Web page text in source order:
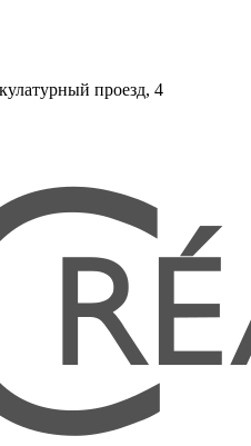
проезд, 4